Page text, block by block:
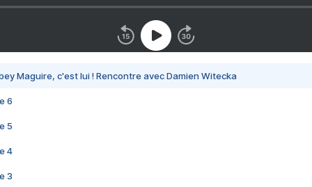
Maguire, c'est lui ! Rencontre avec Damien Witecka
6
5
4
3